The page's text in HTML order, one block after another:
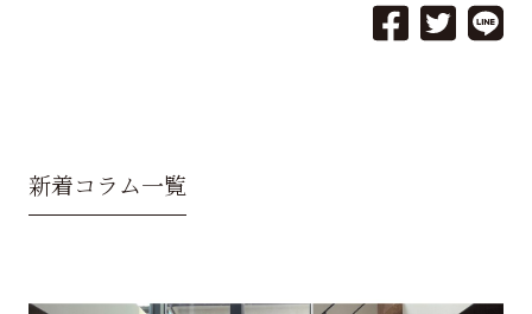
新着コラム一覧